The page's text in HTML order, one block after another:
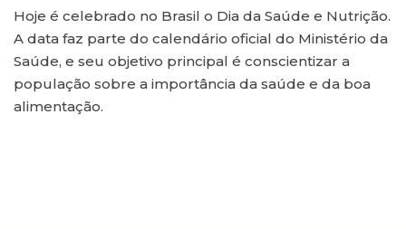
Hoje é celebrado no Brasil o Dia da Saúde e Nutrição.
A data faz parte do calendário oficial do Ministério da
Saúde, e seu objetivo principal é conscientizar a
população sobre a importância da saúde e da boa
alimentação.